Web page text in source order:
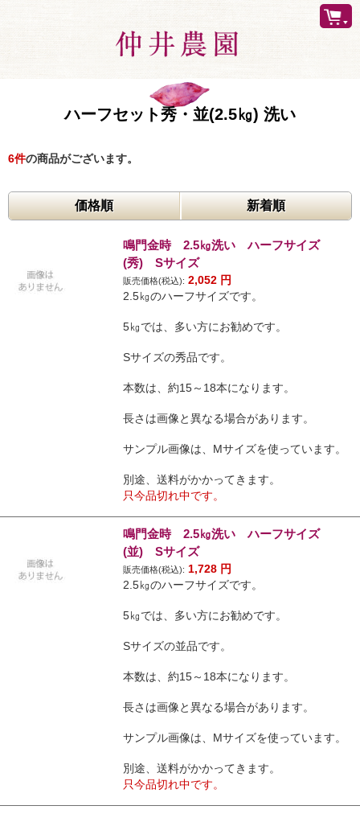
ハーフセット秀・並(2.5㎏) 洗い
6件の商品がございます。
価格順 新着順
鳴門金時 2.5㎏洗い ハーフサイズ
(秀) Sサイズ
販売価格(税込): 2,052 円
2.5㎏のハーフサイズです。
5㎏では、多い方にお勧めです。
Sサイズの秀品です。
本数は、約15～18本になります。
長さは画像と異なる場合があります。
サンプル画像は、Mサイズを使っています。
別途、送料がかかってきます。
只今品切れ中です。
鳴門金時 2.5㎏洗い ハーフサイズ
(並) Sサイズ
販売価格(税込): 1,728 円
2.5㎏のハーフサイズです。
5㎏では、多い方にお勧めです。
Sサイズの並品です。
本数は、約15～18本になります。
長さは画像と異なる場合があります。
サンプル画像は、Mサイズを使っています。
別途、送料がかかってきます。
只今品切れ中です。